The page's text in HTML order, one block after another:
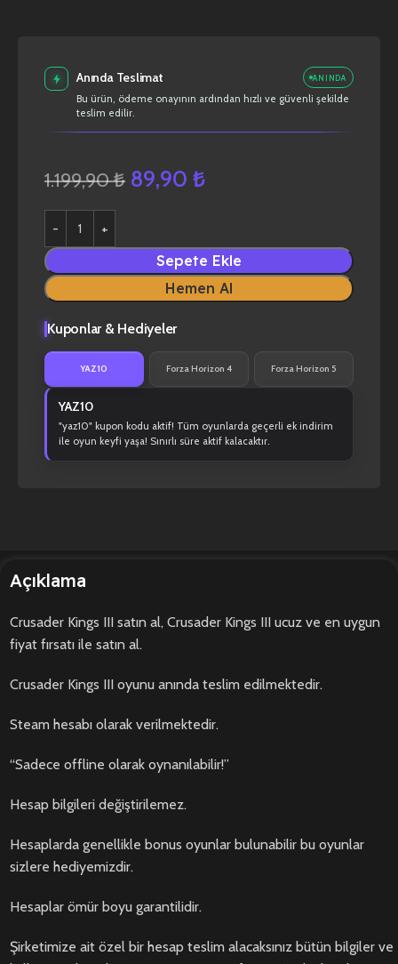
Anında Teslimat ANINDA
Bu ürün, ödeme onayının ardından hızlı ve güvenli şekilde
teslim edilir.
1.199,90₺ 89,90 ₺
Sepete Ekle
Hemen Al
Kuponlar & Hediyeler
YAZ10 Forza Horizon 4 Forza Horizon 5
YAZ10
"yaz10" kupon kodu aktif! Tüm oyunlarda geçerli ek indirim
ile oyun keyfi yaşa! Sınırlı süre aktif kalacaktır.
Açıklama
Crusader Kings III satın al, Crusader Kings III ucuz ve en uygun
fiyat fırsatı ile satın al.
Crusader Kings III oyunu anında teslim edilmektedir.
Steam hesabı olarak verilmektedir.
“Sadece offline olarak oynanılabilir!”
Hesap bilgileri değiştirilemez.
Hesaplarda genellikle bonus oyunlar bulunabilir bu oyunlar
sizlere hediyemizdir.
Hesaplar ömür boyu garantilidir.
Şirketimize ait özel bir hesap teslim alacaksınız bütün bilgiler ve